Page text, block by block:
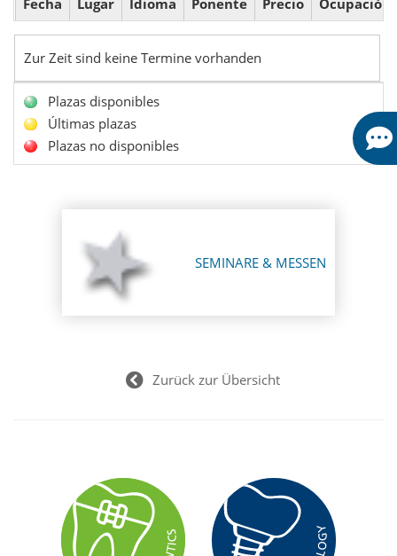
Fecha Lugar Idioma Ponente Precio Ocupación
Zur Zeit sind keine Termine vorhanden
Plazas disponibles
Últimas plazas
Plazas no disponibles
SEMINARE & MESSEN
Zurück zur Übersicht